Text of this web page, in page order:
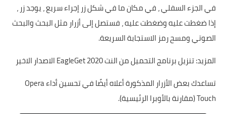
في الجزء السفلي ، في مكان ما في شكل زر إجراء سريع ، يوجد زر ،
إذا ضغطت عليه وضغطت عليه ، فستصل إلى أزرار مثل البحث والبحث
الصوتي ومسح رمز الاستجابة السريعة.
المزيد:تنزيل برنامج التحميل من النت EagleGet 2020 الاصدار الاخير
تساعدك بعض الأزرار المذكورة أعلاه أيضًا في تحسين أداء Opera
Touch (مقارنة بالأوبرا الرئيسية).